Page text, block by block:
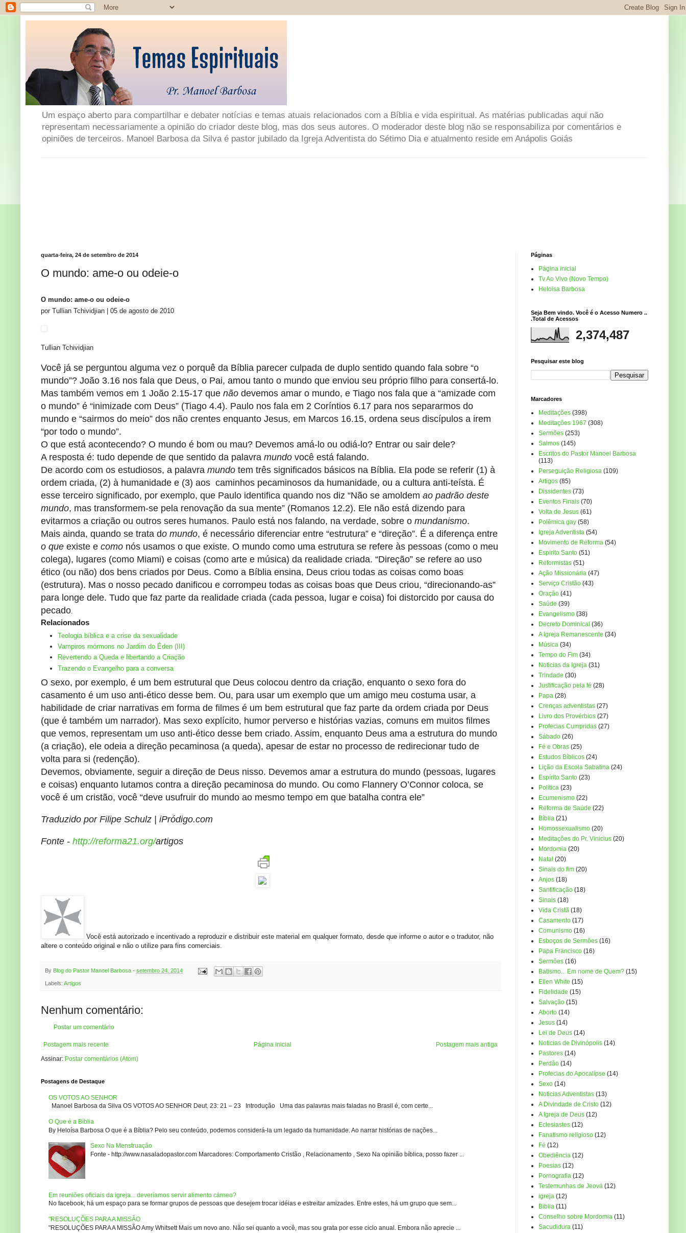
Um espaço aberto para compartilhar e debater notícias e temas atuais relacionados com a Bíblia e vida espiritual. As matérias publicadas aqui não
representam necessariamente a opinião do criador deste blog, mas dos seus autores. O moderador deste blog não se responsabiliza por comentários e
opiniões de terceiros. Manoel Barbosa da Silva é pastor jubilado da Igreja Adventista do Sétimo Dia e atualmento reside em Anápolis Goiás
quarta-feira, 24 de setembro de 2014
O mundo: ame-o ou odeie-o
O mundo: ame-o ou odeie-o
por Tullian Tchividjian
05 de agosto de 2010
Tullian Tchividjian
Você já se perguntou alguma vez o porquê da Bíblia parecer culpada de duplo sentido quando fala sobre “o
mundo”? João 3.16 nos fala que Deus, o Pai, amou tanto o mundo que enviou seu próprio filho para consertá-lo.
Mas também vemos em 1 João 2.15-17 que não devemos amar o mundo, e Tiago nos fala que a “amizade com
o mundo” é “inimizade com Deus” (Tiago 4.4). Paulo nos fala em 2 Coríntios 6.17 para nos separarmos do
mundo e “sairmos do meio” dos não crentes enquanto Jesus, em Marcos 16.15, ordena seus discípulos a irem
“por todo o mundo”.
O que está acontecendo? O mundo é bom ou mau? Devemos amá-lo ou odiá-lo? Entrar ou sair dele?
A resposta é: tudo depende de que sentido da palavra mundo você está falando.
De acordo com os estudiosos, a palavra mundo tem três significados básicos na Bíblia. Ela pode se referir (1) à
ordem criada, (2) à humanidade e (3) aos caminhos pecaminosos da humanidade, ou a cultura anti-teísta. É
esse terceiro significado, por exemplo, que Paulo identifica quando nos diz “Não se amoldem ao padrão deste
mundo, mas transformem-se pela renovação da sua mente” (Romanos 12.2). Ele não está dizendo para
evitarmos a criação ou outros seres humanos. Paulo está nos falando, na verdade, sobre o mundanismo.
Mais ainda, quando se trata do mundo, é necessário diferenciar entre “estrutura” e “direção”. É a diferença entre
o que existe e como nós usamos o que existe. O mundo como uma estrutura se refere às pessoas (como o meu
colega), lugares (como Miami) e coisas (como arte e música) da realidade criada. “Direção” se refere ao uso
ético (ou não) dos bens criados por Deus. Como a Bíblia ensina, Deus criou todas as coisas como boas
(estrutura). Mas o nosso pecado danificou e corrompeu todas as coisas boas que Deus criou, “direcionando-as”
para longe dele. Tudo que faz parte da realidade criada (cada pessoa, lugar e coisa) foi distorcido por causa do
pecado.
Relacionados
Teologia bíblica e a crise da sexualidade
Vampiros mórmons no Jardim do Éden (III)
Revertendo a Queda e libertando a Criação
Trazendo o Evangelho para a conversa
O sexo, por exemplo, é um bem estrutural que Deus colocou dentro da criação, enquanto o sexo fora do
casamento é um uso anti-ético desse bem. Ou, para usar um exemplo que um amigo meu costuma usar, a
habilidade de criar narrativas em forma de filmes é um bem estrutural que faz parte da ordem criada por Deus
(que é também um narrador). Mas sexo explícito, humor perverso e histórias vazias, comuns em muitos filmes
que vemos, representam um uso anti-ético desse bem criado. Assim, enquanto Deus ama a estrutura do mundo
(a criação), ele odeia a direção pecaminosa (a queda), apesar de estar no processo de redirecionar tudo de
volta para si (redenção).
Devemos, obviamente, seguir a direção de Deus nisso. Devemos amar a estrutura do mundo (pessoas, lugares
e coisas) enquanto lutamos contra a direção pecaminosa do mundo. Ou como Flannery O’Connor coloca, se
você é um cristão, você “deve usufruir do mundo ao mesmo tempo em que batalha contra ele”
Traduzido por Filipe Schulz | iPródigo.com
Fonte - http://reforma21.org/artigos
Você está autorizado e incentivado a reproduzir e distribuir este material em qualquer formato, desde que informe o autor e o tradutor, não
altere o conteúdo original e não o utilize para fins comerciais.
By Blog do Pastor Manoel Barbosa - setembro 24, 2014
Labels: Artigos
Nenhum comentário:
Postar um comentário
Postagem mais recente Postagem mais antiga
Página inicial
Assinar: Postar comentários (Atom)
Postagens de Destaque
OS VOTOS AO SENHOR
Manoel Barbosa da Silva OS VOTOS AO SENHOR Deut. 23: 21 – 23 Introdução Uma das palavras mais faladas no Brasil é, com certe...
O Que é a Bíblia
By Heloísa Barbosa O que é a Bíblia? Pelo seu conteúdo, podemos considerá-la um legado da humanidade. Ao narrar histórias de nações...
Sexo Na Menstruação
Fonte - http://www.nasaladopastor.com Marcadores: Comportamento Cristão , Relacionamento , Sexo Na opinião bíblica, posso fazer ...
Em reuniões oficiais da igreja... deveríamos servir alimento cárneo?
No facebook, há um espaço para se formar grupos de pessoas que desejem trocar idéias e estreitar amizades. Entre estes, há um grupo que sem...
"RESOLUÇÕES PARA A MISSÃO
"RESOLUÇÕES PARA A MISSÃO Amy Whitsett Mais um novo ano. Não sei quanto a você, mas sou grata por esse ciclo anual. Embora não aprecie ...
Páginas
Página inicial
Tv Ao Vivo (Novo Tempo)
Heloisa Barbosa
Seja Bem vindo. Você é o Acesso Numero ..
.Total de Acessos
2,374,487
Pesquisar este blog
Marcadores
Meditações (398)
Meditações 1967 (308)
Sermões (253)
Salmos (145)
Escritos do Pastor Manoel Barbosa
(113)
Perseguição Religiosa (109)
Artigos (85)
Dissidentes (73)
Eventos Finais (70)
Volta de Jesus (61)
Polêmica gay (58)
Igreja Adventista (54)
Movimento de Reforma (54)
Espirito Santo (51)
Reformistas (51)
Ação Missionária (47)
Serviço Cristão (43)
Oração (41)
Saúde (39)
Evangelismo (38)
Decreto Dominical (36)
A Igreja Remanescente (34)
Música (34)
Tempo do Fim (34)
Noticias da Igreja (31)
Trindade (30)
Justificação pela fé (28)
Papa (28)
Crenças adventistas (27)
Livro dos Provérbios (27)
Profecias Cumpridas (27)
Sábado (26)
Fé e Obras (25)
Estudos Bíblicos (24)
Lição da Escola Sabatina (24)
Espírito Santo (23)
Política (23)
Ecumenismo (22)
Reforma de Saúde (22)
Bíblia (21)
Homossexualismo (20)
Meditações do Pr. Vinicius (20)
Mordomia (20)
Natal (20)
Sinais do fim (20)
Anjos (18)
Santificação (18)
Sinais (18)
Vida Cristã (18)
Casamento (17)
Comunismo (16)
Esboços de Sermões (16)
Papa Francisco (16)
Sermôes (16)
Batismo... Em nome de Quem? (15)
Ellen White (15)
Fidelidade (15)
Salvação (15)
Aborto (14)
Jesus (14)
Lei de Deus (14)
Noticias de Divinópolis (14)
Pastores (14)
Perdão (14)
Profecias do Apocalípse (14)
Sexo (14)
Noticias Adventistas (13)
A Divindade de Cristo (12)
A Igreja de Deus (12)
Eclesiastes (12)
Fanatismo religioso (12)
Fé (12)
Obediência (12)
Poesias (12)
Pornografia (12)
Testemunhas de Jeová (12)
igreja (12)
Biblia (11)
Conselho sobre Mordomia (11)
Sacudidura (11)